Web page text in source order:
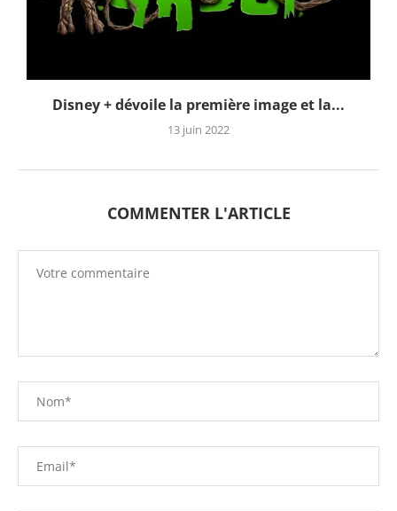
Disney + dévoile la première image et la...
13 juin 2022
COMMENTER L'ARTICLE